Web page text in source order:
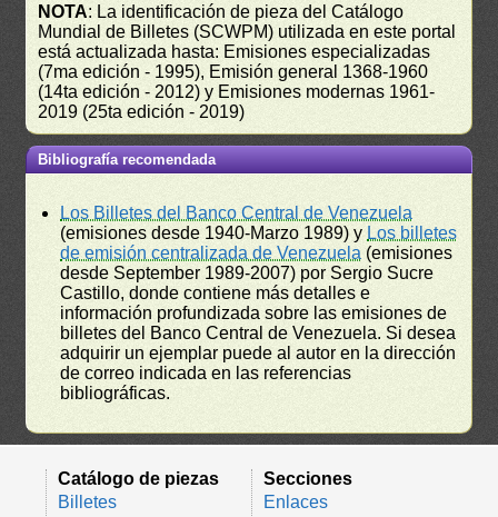
NOTA: La identificación de pieza del Catálogo
Mundial de Billetes (SCWPM) utilizada en este portal
está actualizada hasta: Emisiones especializadas
(7ma edición - 1995), Emisión general 1368-1960
(14ta edición - 2012) y Emisiones modernas 1961-
2019 (25ta edición - 2019)
Bibliografía recomendada
Los Billetes del Banco Central de Venezuela
(emisiones desde 1940-Marzo 1989) y Los billetes
de emisión centralizada de Venezuela (emisiones
desde September 1989-2007) por Sergio Sucre
Castillo, donde contiene más detalles e
información profundizada sobre las emisiones de
billetes del Banco Central de Venezuela. Si desea
adquirir un ejemplar puede al autor en la dirección
de correo indicada en las referencias
bibliográficas.
Catálogo de piezas
Billetes
Secciones
Enlaces